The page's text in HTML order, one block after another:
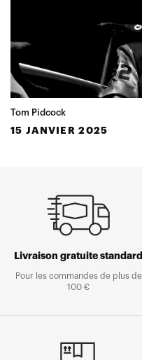
Tom Pidcock
15 JANVIER 2025
Livraison gratuite standard
Pour les commandes de plus de
100 €